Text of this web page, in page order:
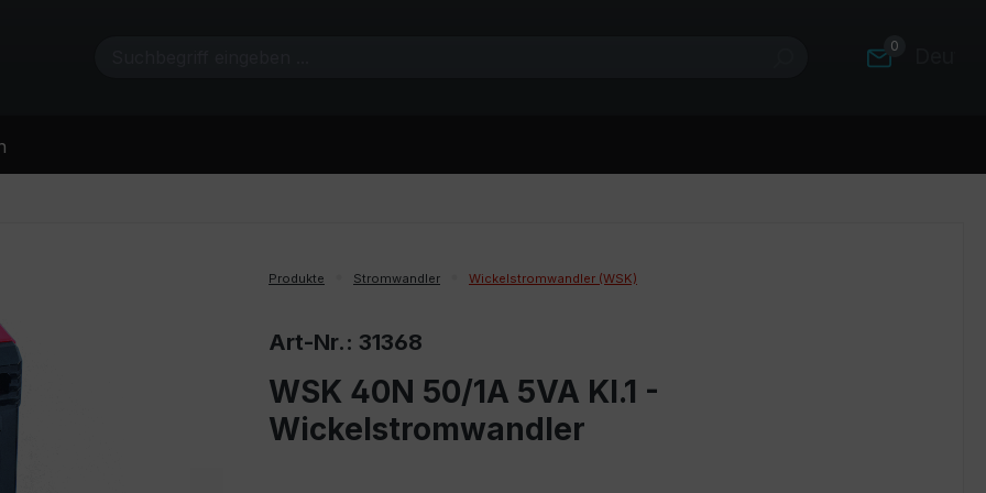
0
Produkte Stromwandler Wickelstromwandler (WSK)
Art-Nr.: 31368
WSK 40N 50/1A 5VA Kl.1 -
Wickelstromwandler